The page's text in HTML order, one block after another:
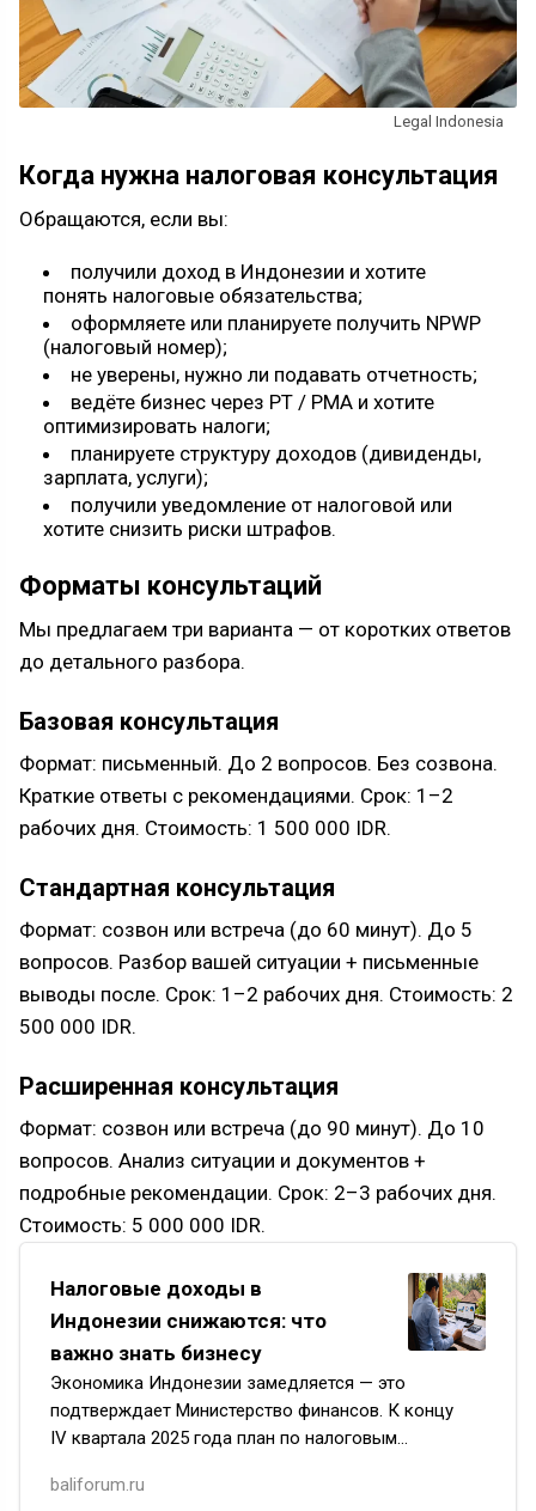
Legal Indonesia
Когда нужна налоговая консультация
Обращаются, если вы:
получили доход в Индонезии и хотите
понять налоговые обязательства;
оформляете или планируете получить NPWP
(налоговый номер);
не уверены, нужно ли подавать отчетность;
ведёте бизнес через PT / PMA и хотите
оптимизировать налоги;
планируете структуру доходов (дивиденды,
зарплата, услуги);
получили уведомление от налоговой или
хотите снизить риски штрафов.
Форматы консультаций
Мы предлагаем три варианта — от коротких ответов
до детального разбора.
Базовая консультация
Формат: письменный. До 2 вопросов. Без созвона.
Краткие ответы с рекомендациями. Срок: 1–2
рабочих дня. Стоимость: 1 500 000 IDR.
Стандартная консультация
Формат: созвон или встреча (до 60 минут). До 5
вопросов. Разбор вашей ситуации + письменные
выводы после. Срок: 1–2 рабочих дня. Стоимость: 2
500 000 IDR.
Расширенная консультация
Формат: созвон или встреча (до 90 минут). До 10
вопросов. Анализ ситуации и документов +
подробные рекомендации. Срок: 2–3 рабочих дня.
Стоимость: 5 000 000 IDR.
Налоговые доходы в
Индонезии снижаются: что
важно знать бизнесу
Экономика Индонезии замедляется — это
подтверждает Министерство финансов. К концу
IV квартала 2025 года план по налоговым
В результате государство усиливает…
baliforum.ru